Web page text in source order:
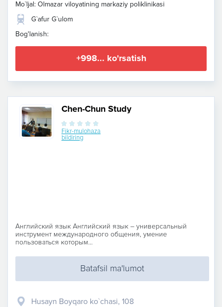
Mo`ljal: Olmazar viloyatining markaziy poliklinikasi
G`afur G`ulom
Bog'lanish:
+998... ko'rsatish
Chen-Chun Study
Fikr-mulohaza
bildiring
Английский язык Английский язык – универсальный
инструмент международного общения, умение
пользоваться которым...
Batafsil ma'lumot
Husayn Boyqaro ko`chasi, 108